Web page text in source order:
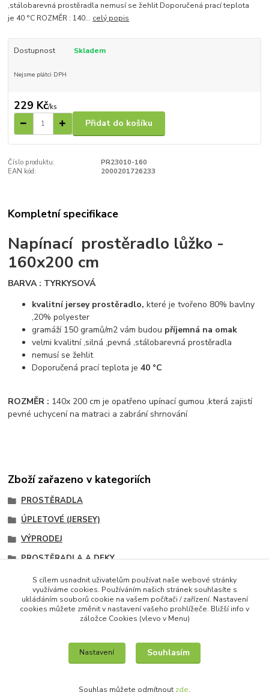
,stálobarevná prostěradla nemusí se žehlit Doporučená prací teplota
je 40 °C ROZMĚR : 140... celý popis
Dostupnost Skladem
Nejsme plátci DPH
229 Kč/ks
Přidat do košíku
Číslo produktu:
PR23010-160
EAN kód:
2000201726233
Kompletní specifikace
Napínací prostěradlo lůžko -
160x200 cm
BARVA : TYRKYSOVÁ
kvalitní jersey prostěradlo,které je tvořeno 80% bavlny
,20% polyester
gramáží 150 gramů/m2 vám budou příjemná na omak
velmi kvalitní ,silná ,pevná ,stálobarevná prostěradla
nemusí se žehlit
Doporučená prací teplota je40 °C
ROZMĚR : 140x 200 cm je opatřeno upínací gumou ,která zajistí
pevné uchycení na matraci a zabrání shrnování
Zboží zařazeno v kategoriích
PROSTĚRADLA
ÚPLETOVÉ (JERSEY)
VÝPRODEJ
PROSTĚRADLA A DEKY
160x200cm
160x200 cm
IT služby na míru / unilogo.cz
S cílem usnadnit uživatelům používat naše webové stránky
využíváme cookies. Používáním našich stránek souhlasíte s
ukládáním souborů cookie na vašem počítači / zařízení. Nastavení
cookies můžete změnit v nastavení vašeho prohlížeče. Bližší info v
záložce Cookies (vlevo v Menu)
Nastavení Souhlasím
Souhlas můžete odmítnout zde.